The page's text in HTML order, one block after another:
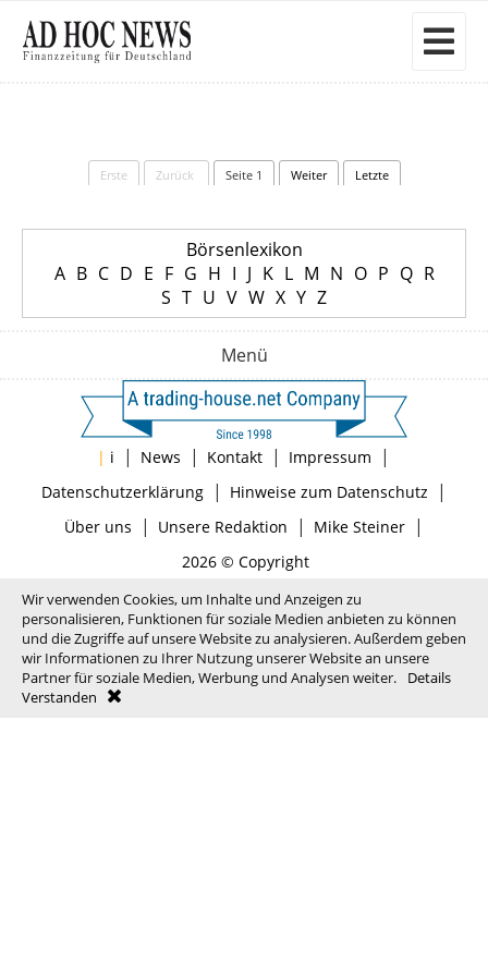
Erste Zurück Seite 1 Weiter Letzte
Börsenlexikon
A B C D E F G H I J K L M N O P Q R
S T U V W X Y Z
Menü
| i | News | Kontakt | Impressum |
Datenschutzerklärung| Hinweise zum Datenschutz |
Über uns | Unsere Redaktion | Mike Steiner|
2026 © Copyright
Wir verwenden Cookies, um Inhalte und Anzeigen zu
personalisieren, Funktionen für soziale Medien anbieten zu können
und die Zugriffe auf unsere Website zu analysieren. Außerdem geben
wir Informationen zu Ihrer Nutzung unserer Website an unsere
Partner für soziale Medien, Werbung und Analysen weiter.
Details
Verstanden